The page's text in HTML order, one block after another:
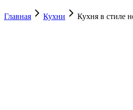
Главная Кухни Кухня в стиле